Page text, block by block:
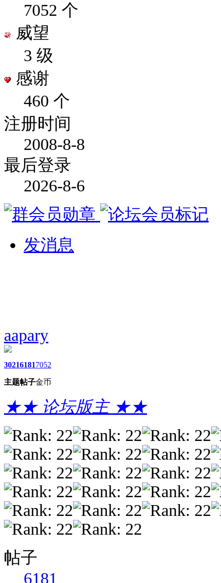
7052 个
威望
3 级
感谢
460 个
注册时间
2008-8-8
最后登录
2026-8-6
发消息
aapary
3021
主题
6181
帖子
7052
金币
★★ 论坛版主 ★★
帖子
6181